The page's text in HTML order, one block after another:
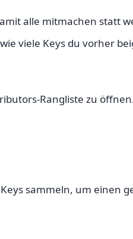
alle mitmachen statt
viele Keys du vorher
Rangliste zu
sammeln, um einen